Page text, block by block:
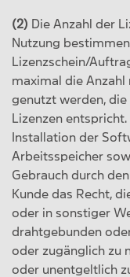
(2) Die Anzahl der
Nutzung
Lizenzschein/
maximal die
genutzt werden,
Lizenzen
Installation der
Arbeitsspeicher
Gebrauch durch
Kunde das Recht,
oder in sonstiger
drahtgebunden
oder zugänglich zu
oder unentgeltlich